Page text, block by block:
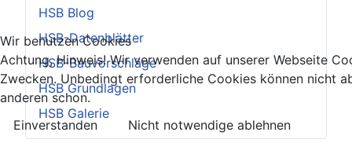
HSB Blog
HSB-Datenblätter
HSB-Bauvorschläge
HSB Grundlagen
HSB Galerie
Wir benutzen Cookies
Achtung, Hinweis! Wir verwenden auf unserer Webseite
Zwecken. Unbedingt erforderliche Cookies können nicht
anderen schon.
Einverstanden
Nicht notwendige ablehnen